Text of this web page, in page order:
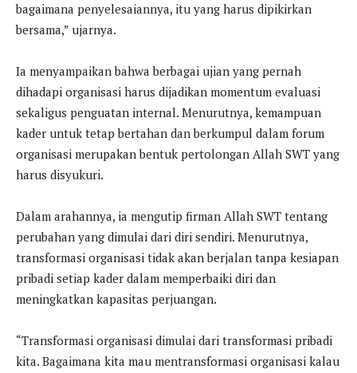
bagaimana penyelesaiannya, itu yang harus dipikirkan
bersama,” ujarnya.
Ia menyampaikan bahwa berbagai ujian yang pernah
dihadapi organisasi harus dijadikan momentum evaluasi
sekaligus penguatan internal. Menurutnya, kemampuan
kader untuk tetap bertahan dan berkumpul dalam forum
organisasi merupakan bentuk pertolongan Allah SWT yang
harus disyukuri.
Dalam arahannya, ia mengutip firman Allah SWT tentang
perubahan yang dimulai dari diri sendiri. Menurutnya,
transformasi organisasi tidak akan berjalan tanpa kesiapan
pribadi setiap kader dalam memperbaiki diri dan
meningkatkan kapasitas perjuangan.
“Transformasi organisasi dimulai dari transformasi pribadi
kita. Bagaimana kita mau mentransformasi organisasi kalau